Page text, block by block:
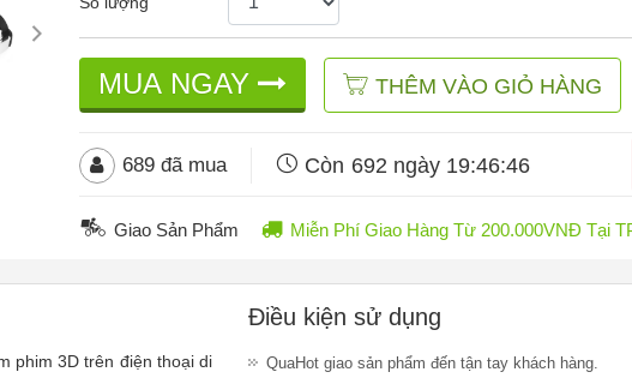
MUA NGAY THÊM VÀO GIỎ HÀNG
689đã mua Còn 692 ngày 19:46:43
Giao Sản Phẩm Miễn Phí Giao Hàng Từ 200.000VNĐ Tại
phim 3D trên điện thoại di
Điều kiện sử dụng
QuaHot giao sản phẩm đến tận tay khách hàng.